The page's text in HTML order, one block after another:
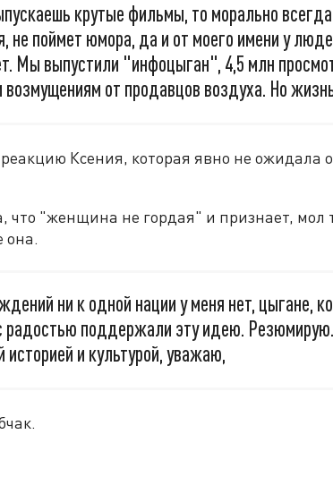
крутые фильмы, то морально всегда
не поймет юмора, да и от моего имени у
Мы выпустили "инфоцыган", 4,5 млн
возмущениям от продавцов воздуха. Но
Ксения, которая явно не ожидала
что "женщина не гордая" и признает,
она.
ни к одной нации у меня нет, цыгане,
радостью поддержали эту идею.
историей и культурой, уважаю,